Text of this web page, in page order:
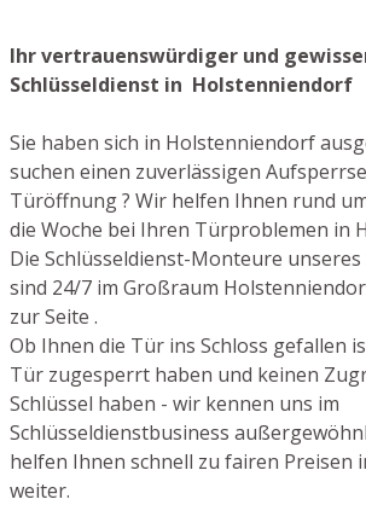
Ihr vertrauenswürdiger und
Schlüsseldienst in Holstenniendorf
Sie haben sich in Holstenniendorf
suchen einen zuverlässigen
Türöffnung ? Wir helfen Ihnen rund
die Woche bei Ihren Türproblemen in
Die Schlüsseldienst-Monteure unseres
sind 24/7 im Großraum
zur Seite .
Ob Ihnen die Tür ins Schloss gefallen
Tür zugesperrt haben und keinen
Schlüssel haben - wir kennen uns im
Schlüsseldienstbusiness
helfen Ihnen schnell zu fairen Preisen
weiter.